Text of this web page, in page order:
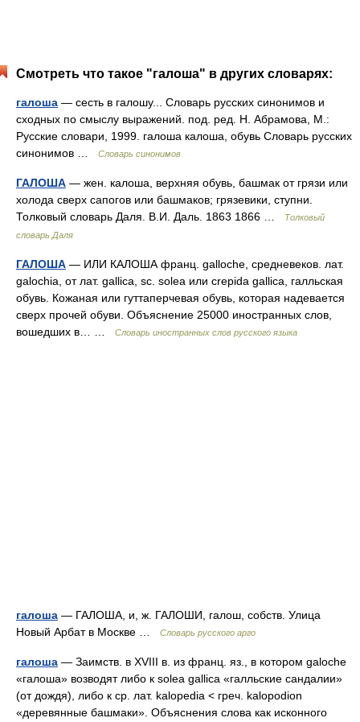
Смотреть что такое "галоша" в других словарях:
галоша — сесть в галошу... Словарь русских синонимов и
сходных по смыслу выражений. под. ред. Н. Абрамова, М.:
Русские словари, 1999. галоша калоша, обувь Словарь русских
синонимов …
Словарь синонимов
ГАЛОША — жен. калоша, верхняя обувь, башмак от грязи или
холода сверх сапогов или башмаков; грязевики, ступни.
Толковый словарь Даля. В.И. Даль. 1863 1866 …
Толковый
словарь Даля
ГАЛОША — ИЛИ КАЛОША франц. galloche, средневеков. лат.
galochia, от лат. gallica, sc. solea или crepida gallica, галльская
обувь. Кожаная или гуттаперчевая обувь, которая надевается
сверх прочей обуви. Объяснение 25000 иностранных слов,
вошедших в… …
Словарь иностранных слов русского языка
галоша — ГАЛОША, и, ж. ГАЛОШИ, галош, собств. Улица
Новый Арбат в Москве …
Словарь русского арго
галоша — Заимств. в XVIII в. из франц. яз., в котором galoche
«галоша» возводят либо к solea gallica «галльские сандалии»
(от дождя), либо к ср. лат. kalopedia < греч. kalopodion
«деревянные башмаки». Объяснения слова как исконного